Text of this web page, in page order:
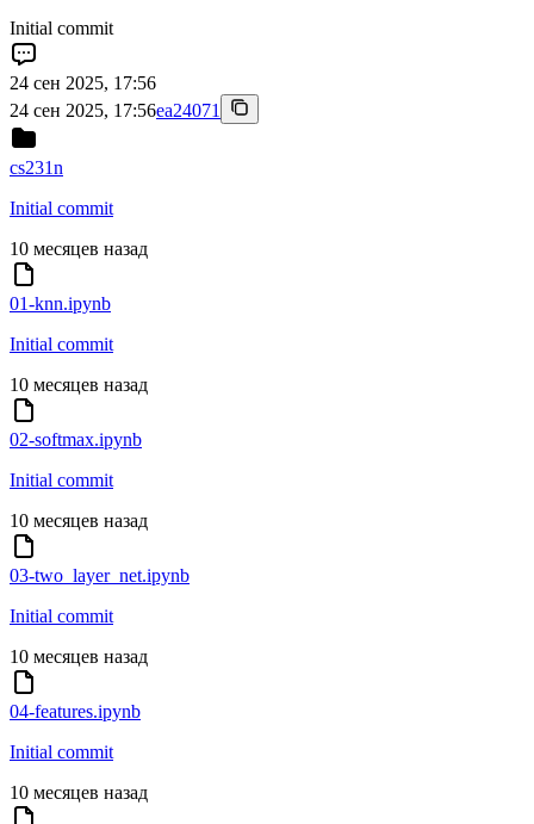
Initial commit
24 сен 2025, 17:56
24 сен 2025, 17:56ea24071
cs231n
Initial commit
10 месяцев назад
01-knn.ipynb
Initial commit
10 месяцев назад
02-softmax.ipynb
Initial commit
10 месяцев назад
03-two_layer_net.ipynb
Initial commit
10 месяцев назад
04-features.ipynb
Initial commit
10 месяцев назад